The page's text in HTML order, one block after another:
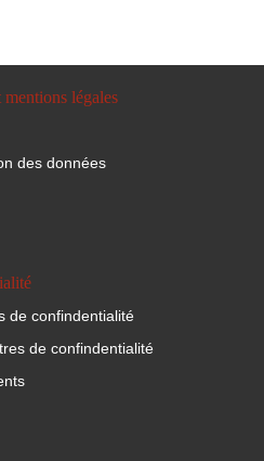
mentions légales
des données
de confindentialité
de confindentialité